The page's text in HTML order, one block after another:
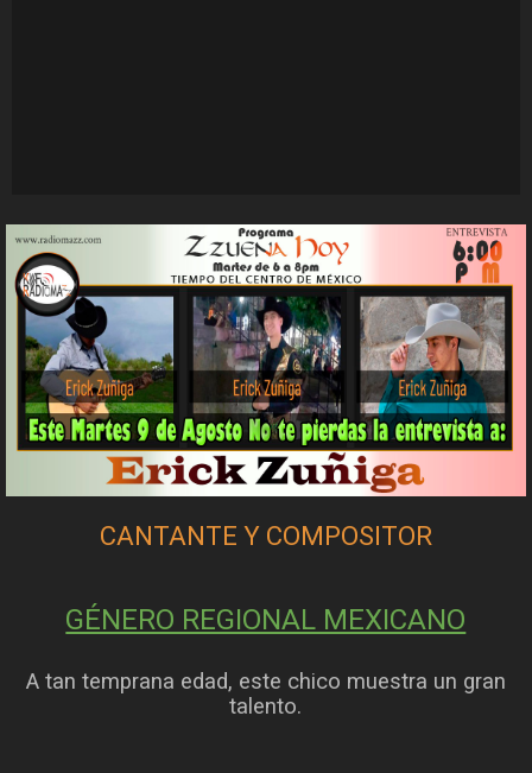
CANTANTE Y COMPOSITOR
GÉNERO REGIONAL MEXICANO
A tan temprana edad, este chico muestra un gran
talento.